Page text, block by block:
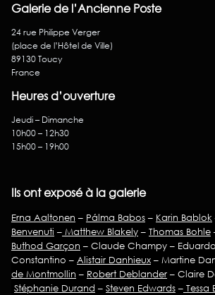
Galerie de l’Ancienne Poste
24 rue Philippe Verger
(place de l’Hôtel de Ville)
89130 Toucy
France
Heures d’ouverture
Jeudi – Dimanche
10h00 – 12h30
15h00 – 19h00
Ils ont exposé à la galerie
Erna Aaltonen – Pálma Babos – Karin Bablok
Benvenuti – Matthew Blakely – Thomas Bohle
Buthod Garçon – Claude Champy – Eduardo
Constantino – Alistair Danhieux – Martine
de Montmollin – Robert Deblander – Claire
Stéphanie Durand – Steven Edwards – Tessa